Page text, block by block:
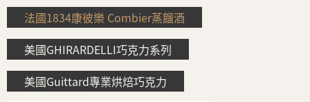
法國1834康彼樂 Combier蒸餾酒
美國GHIRARDELLI巧克力系列
美國Guittard專業烘焙巧克力